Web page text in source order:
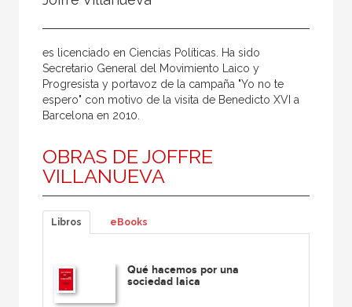
Coordinador
Editora
Escritora
Ilustrador
Prologuista
Traductora
es licenciado en Ciencias Políticas. Ha sido
Secretario General del Movimiento Laico y
Progresista y portavoz de la campaña "Yo no te
espero" con motivo de la visita de Benedicto XVI a
Barcelona en 2010.
OBRAS DE JOFFRE
VILLANUEVA
Libros eBooks
Qué hacemos por una
sociedad laica